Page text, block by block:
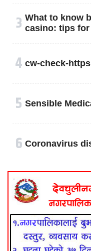
३ What to know
casino: tips
४ cw-check-
५ Sensible
६ Coronavirus